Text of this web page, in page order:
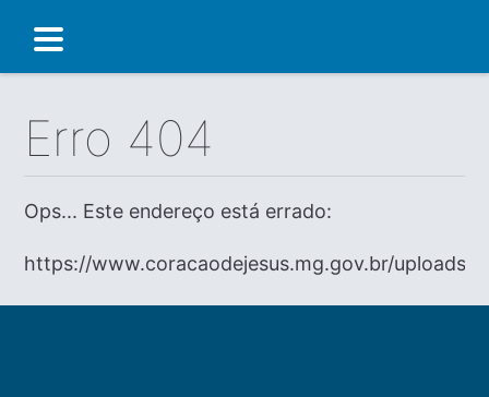
Erro 404
Ops... Este endereço está errado:
https://www.coracaodejesus.mg.gov.br/uploads/